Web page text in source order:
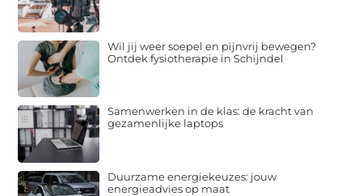
Wil jij weer soepel en pijnvrij bewegen?
Ontdek fysiotherapie in Schijndel
Samenwerken in de klas: de kracht van
gezamenlijke laptops
Duurzame energiekeuzes: jouw
energieadvies op maat